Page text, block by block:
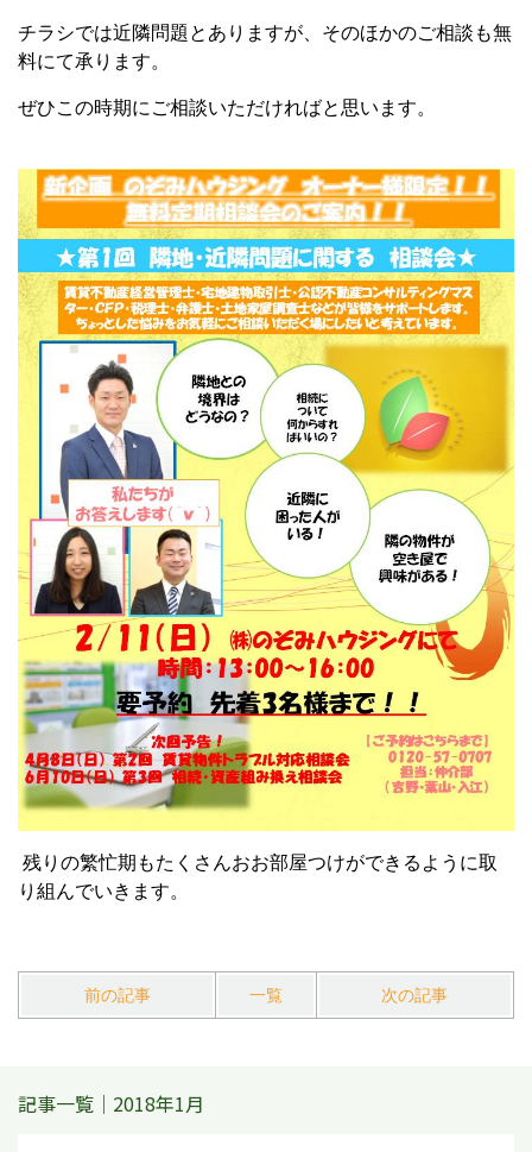
チラシでは近隣問題とありますが、そのほかのご相談も無
料にて承ります。
ぜひこの時期にご相談いただければと思います。
残りの繁忙期もたくさんおお部屋つけができるように取
り組んでいきます。
前の記事 一覧 次の記事
記事一覧｜2018年1月